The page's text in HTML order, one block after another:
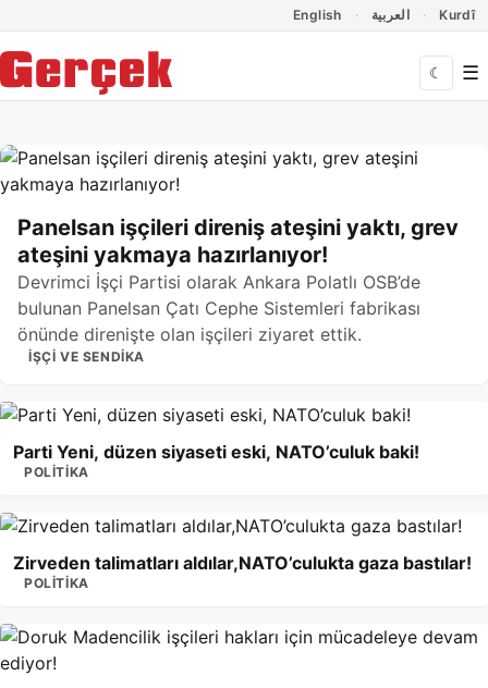
English العربية Kurdî
☾ ☰
Gerçek Gazetesi
İŞÇI VE SENDIKA
Panelsan işçileri direniş ateşini yaktı, grev
ateşini yakmaya hazırlanıyor!
Devrimci İşçi Partisi olarak Ankara Polatlı OSB’de
bulunan Panelsan Çatı Cephe Sistemleri fabrikası
önünde direnişte olan işçileri ziyaret ettik.
POLITIKA
Parti Yeni, düzen siyaseti eski, NATO’culuk baki!
POLITIKA
Zirveden talimatları aldılar,NATO’culukta gaza bastılar!